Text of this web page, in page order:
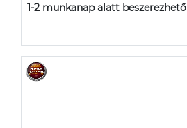
1-2 munkanap alatt beszerezhető